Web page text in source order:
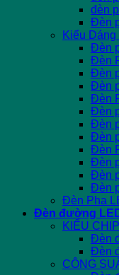
đèn
Đèn
Kiểu
Đèn
Đèn
Đèn
Đèn
Đèn
Đèn
Đèn
Đèn
Đèn
Đèn
Đèn
Đèn
Đèn Pha
Đèn đường
KIỂU
Đèn
Đèn
CÔNG